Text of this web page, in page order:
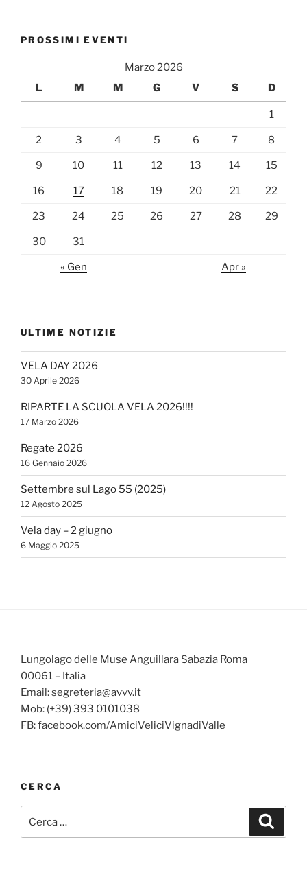
PROSSIMI EVENTI
Marzo 2026
L
M M G V S D
1
2 3 4 5 6 7 8
9 10 11 12 13 14 15
16 17 18 19 20 21 22
23 24 25 26 27 28 29
30 31
« Gen Apr »
ULTIME NOTIZIE
VELA DAY 2026
30 Aprile 2026
RIPARTE LA SCUOLA VELA 2026!!!!
17 Marzo 2026
Regate 2026
16 Gennaio 2026
Settembre sul Lago 55 (2025)
12 Agosto 2025
Vela day – 2 giugno
6 Maggio 2025
Lungolago delle Muse Anguillara Sabazia Roma
00061 – Italia
Email: segreteria@avvv.it
Mob: (+39) 393 0101038
FB: facebook.com/AmiciVeliciVignadiValle
CERCA